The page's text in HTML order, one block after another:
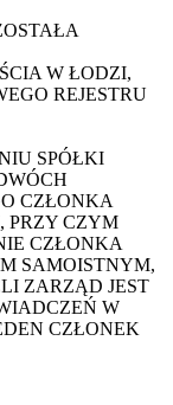
W ŁODZI,
REJESTRU
SPÓŁKI
CZŁONKA
PRZY CZYM
CZŁONKA
SAMOISTNYM,
ZARZĄD JEST
W
CZŁONEK